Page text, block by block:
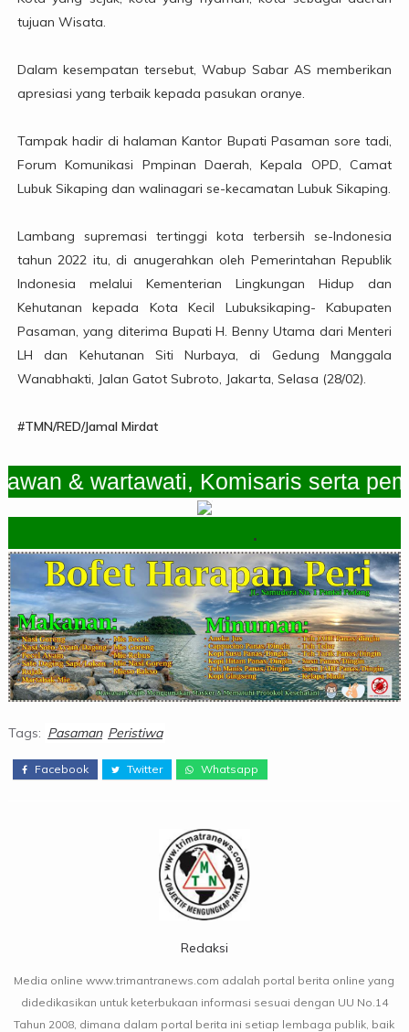
tujuan Wisata.
Dalam kesempatan tersebut, Wabup Sabar AS memberikan
apresiasi yang terbaik kepada pasukan oranye.
Tampak hadir di halaman Kantor Bupati Pasaman sore tadi,
Forum Komunikasi Pmpinan Daerah, Kepala OPD, Camat
Lubuk Sikaping dan walinagari se-kecamatan Lubuk Sikaping.
Lambang supremasi tertinggi kota terbersih se-Indonesia
tahun 2022 itu, di anugerahkan oleh Pemerintahan Republik
Indonesia melalui Kementerian Lingkungan Hidup dan
Kehutanan kepada Kota Kecil Lubuksikaping- Kabupaten
Pasaman, yang diterima Bupati H. Benny Utama dari Menteri
LH dan Kehutanan Siti Nurbaya, di Gedung Manggala
Wanabhakti, Jalan Gatot Subroto, Jakarta, Selasa (28/02).
#TMN/RED/Jamal Mirdat
& wartawati, Komisaris serta
Tags: Pasaman Peristiwa
Facebook Twitter Whatsapp
Redaksi
Media online www.trimantranews.com adalah portal berita online yang
didedikasikan untuk keterbukaan informasi sesuai dengan UU No.14
Tahun 2008, dimana dalam portal berita ini setiap lembaga publik, baik